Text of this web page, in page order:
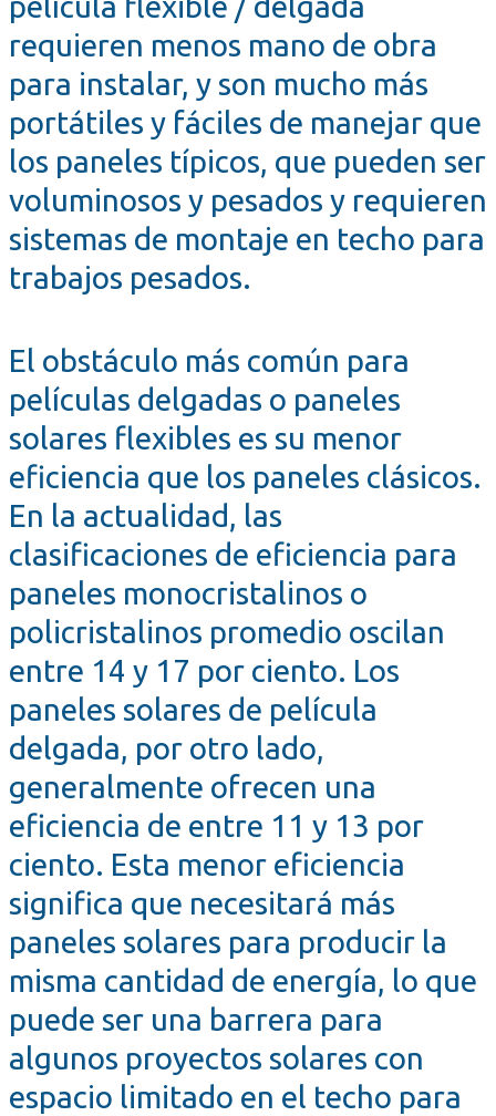
requieren menos mano de obra
para instalar, y son mucho más
portátiles y fáciles de manejar que
los paneles típicos, que pueden ser
voluminosos y pesados y requieren
sistemas de montaje en techo para
trabajos pesados.
El obstáculo más común para
películas delgadas o paneles
solares flexibles es su menor
eficiencia que los paneles clásicos.
En la actualidad, las
clasificaciones de eficiencia para
paneles monocristalinos o
policristalinos promedio oscilan
entre 14 y 17 por ciento. Los
paneles solares de película
delgada, por otro lado,
generalmente ofrecen una
eficiencia de entre 11 y 13 por
ciento. Esta menor eficiencia
significa que necesitará más
paneles solares para producir la
misma cantidad de energía, lo que
puede ser una barrera para
algunos proyectos solares con
espacio limitado en el techo para